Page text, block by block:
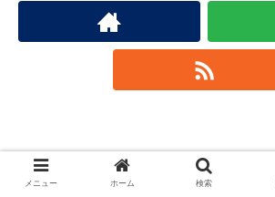
メニュー ホーム 検索